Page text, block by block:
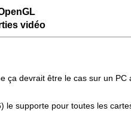
vidéo
devrait être le cas sur un
le supporte pour toutes les